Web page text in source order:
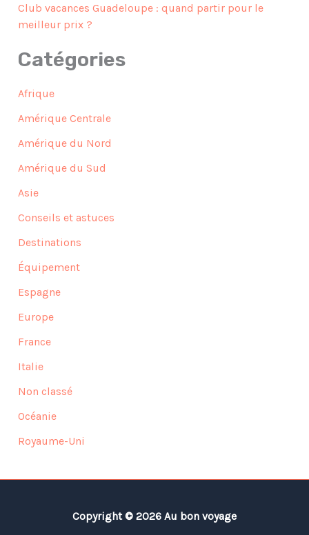
Club vacances Guadeloupe : quand partir pour le
meilleur prix ?
Catégories
Afrique
Amérique Centrale
Amérique du Nord
Amérique du Sud
Asie
Conseils et astuces
Destinations
Équipement
Espagne
Europe
France
Italie
Non classé
Océanie
Royaume-Uni
Copyright © 2026 Au bon voyage